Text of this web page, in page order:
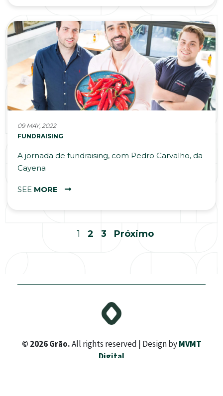
09 MAY, 2022
FUNDRAISING
A jornada de fundraising, com Pedro Carvalho, da
Cayena
SEE MORE
1 2 3 Próximo
© 2026 Grão.All rights reserved | Design byMVMT
Digital